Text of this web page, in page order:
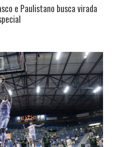
e Paulistano busca virada